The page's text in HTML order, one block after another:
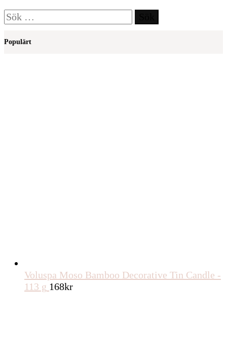
Sök
efter:
Populärt
Voluspa Moso Bamboo Decorative Tin Candle -
113 g 168kr